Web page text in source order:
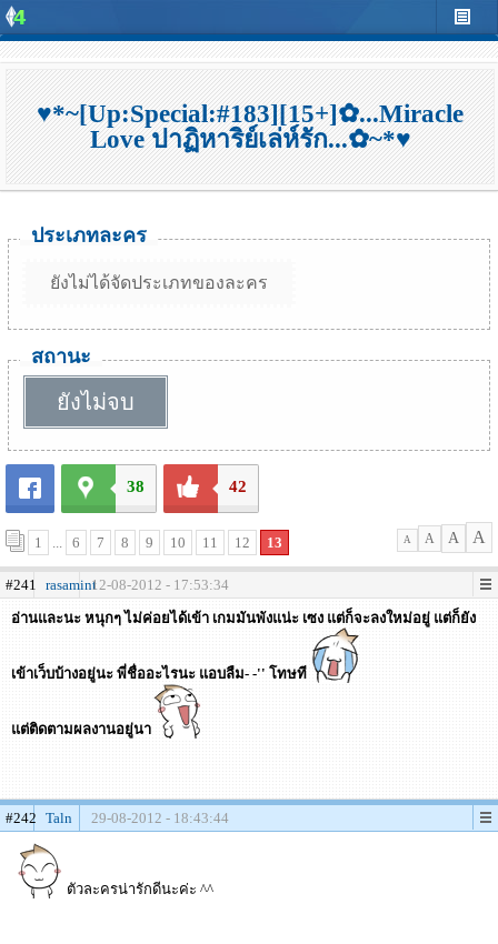
♥*~[Up:Special:#183][15+]✿...Miracle
Love ปาฏิหาริย์เล่ห์รัก...✿~*♥
ประเภทละคร
ยังไม่ได้จัดประเภทของละคร
สถานะ
ยังไม่จบ
38 42
1 ... 6 7 8 9 10 11 12 13 A A A A
#241 rasamint12-08-2012 - 17:53:34
อ่านและนะ หนุกๆ ไม่ค่อยได้เข้า เกมมันพังแน่ะ เซง แต่ก็จะลงใหม่อยู่ แต่ก็ยัง
เข้าเว็บบ้างอยู่นะ พี่ชื่ออะไรนะ แอบลืม- -'' โทษที
แต่ติดตามผลงานอยู่นา
#242 Taln 29-08-2012 - 18:43:44
ตัวละครน่ารักดีนะค่ะ ^^